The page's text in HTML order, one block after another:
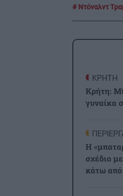
Ντόναλντ
ΚΡΗΤΗ
Κρήτη:
γυναίκα
Η
σχέδιο
κάτω από